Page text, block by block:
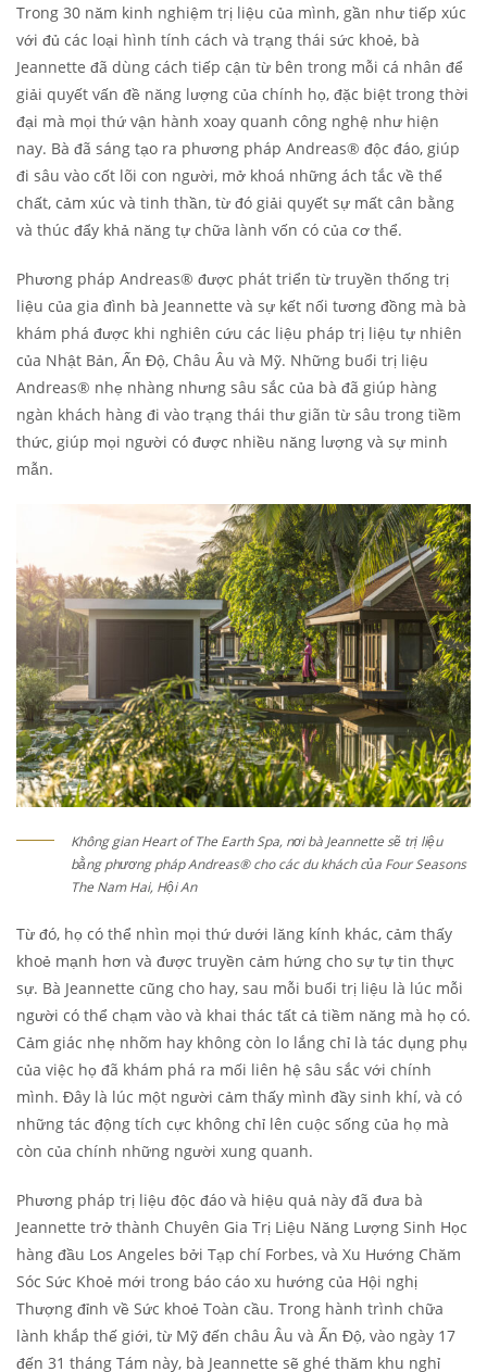
Trong 30 năm kinh nghiệm trị liệu của mình, gần như tiếp xúc
với đủ các loại hình tính cách và trạng thái sức khoẻ, bà
Jeannette đã dùng cách tiếp cận từ bên trong mỗi cá nhân để
giải quyết vấn đề năng lượng của chính họ, đặc biệt trong thời
đại mà mọi thứ vận hành xoay quanh công nghệ như hiện
nay. Bà đã sáng tạo ra phương pháp Andreas® độc đáo, giúp
đi sâu vào cốt lõi con người, mở khoá những ách tắc về thể
chất, cảm xúc và tinh thần, từ đó giải quyết sự mất cân bằng
và thúc đẩy khả năng tự chữa lành vốn có của cơ thể.
Phương pháp Andreas® được phát triển từ truyền thống trị
liệu của gia đình bà Jeannette và sự kết nối tương đồng mà bà
khám phá được khi nghiên cứu các liệu pháp trị liệu tự nhiên
của Nhật Bản, Ấn Độ, Châu Âu và Mỹ. Những buổi trị liệu
Andreas® nhẹ nhàng nhưng sâu sắc của bà đã giúp hàng
ngàn khách hàng đi vào trạng thái thư giãn từ sâu trong tiềm
thức, giúp mọi người có được nhiều năng lượng và sự minh
mẫn.
Không gian Heart of The Earth Spa, nơi bà Jeannette sẽ trị liệu
bằng phương pháp Andreas® cho các du khách của Four Seasons
The Nam Hai, Hội An
Từ đó, họ có thể nhìn mọi thứ dưới lăng kính khác, cảm thấy
khoẻ mạnh hơn và được truyền cảm hứng cho sự tự tin thực
sự. Bà Jeannette cũng cho hay, sau mỗi buổi trị liệu là lúc mỗi
người có thể chạm vào và khai thác tất cả tiềm năng mà họ có.
Cảm giác nhẹ nhõm hay không còn lo lắng chỉ là tác dụng phụ
của việc họ đã khám phá ra mối liên hệ sâu sắc với chính
mình. Đây là lúc một người cảm thấy mình đầy sinh khí, và có
những tác động tích cực không chỉ lên cuộc sống của họ mà
còn của chính những người xung quanh.
Phương pháp trị liệu độc đáo và hiệu quả này đã đưa bà
Jeannette trở thành Chuyên Gia Trị Liệu Năng Lượng Sinh Học
hàng đầu Los Angeles bởi Tạp chí Forbes, và Xu Hướng Chăm
Sóc Sức Khoẻ mới trong báo cáo xu hướng của Hội nghị
Thượng đỉnh về Sức khoẻ Toàn cầu. Trong hành trình chữa
lành khắp thế giới, từ Mỹ đến châu Âu và Ấn Độ, vào ngày 17
đến 31 tháng Tám này, bà Jeannette sẽ ghé thăm khu nghỉ